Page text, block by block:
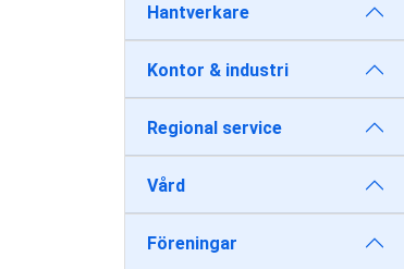
Hantverkare
Kontor & industri
Regional service
Vård
Föreningar